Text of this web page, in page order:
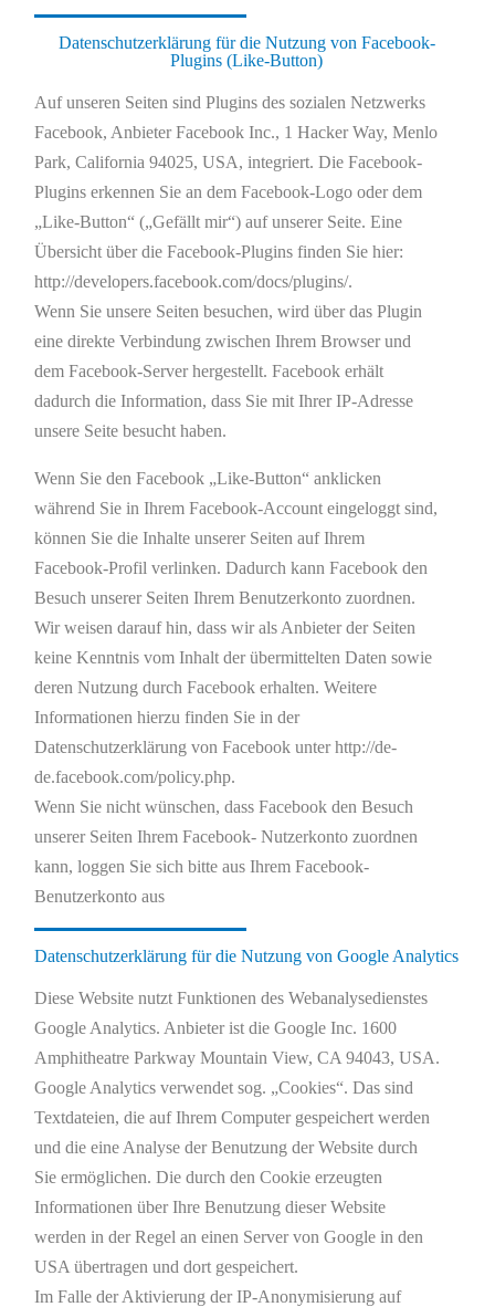
Datenschutzerklärung für die Nutzung von Facebook-
Plugins (Like-Button)
Auf unseren Seiten sind Plugins des sozialen Netzwerks
Facebook, Anbieter Facebook Inc., 1 Hacker Way, Menlo
Park, California 94025, USA, integriert. Die Facebook-
Plugins erkennen Sie an dem Facebook-Logo oder dem
„Like-Button“ („Gefällt mir“) auf unserer Seite. Eine
Übersicht über die Facebook-Plugins finden Sie hier:
http://developers.facebook.com/docs/plugins/.
Wenn Sie unsere Seiten besuchen, wird über das Plugin
eine direkte Verbindung zwischen Ihrem Browser und
dem Facebook-Server hergestellt. Facebook erhält
dadurch die Information, dass Sie mit Ihrer IP-Adresse
unsere Seite besucht haben.
Wenn Sie den Facebook „Like-Button“ anklicken
während Sie in Ihrem Facebook-Account eingeloggt sind,
können Sie die Inhalte unserer Seiten auf Ihrem
Facebook-Profil verlinken. Dadurch kann Facebook den
Besuch unserer Seiten Ihrem Benutzerkonto zuordnen.
Wir weisen darauf hin, dass wir als Anbieter der Seiten
keine Kenntnis vom Inhalt der übermittelten Daten sowie
deren Nutzung durch Facebook erhalten. Weitere
Informationen hierzu finden Sie in der
Datenschutzerklärung von Facebook unter http://de-
de.facebook.com/policy.php.
Wenn Sie nicht wünschen, dass Facebook den Besuch
unserer Seiten Ihrem Facebook- Nutzerkonto zuordnen
kann, loggen Sie sich bitte aus Ihrem Facebook-
Benutzerkonto aus
Datenschutzerklärung für die Nutzung von Google Analytics
Diese Website nutzt Funktionen des Webanalysedienstes
Google Analytics. Anbieter ist die Google Inc. 1600
Amphitheatre Parkway Mountain View, CA 94043, USA.
Google Analytics verwendet sog. „Cookies“. Das sind
Textdateien, die auf Ihrem Computer gespeichert werden
und die eine Analyse der Benutzung der Website durch
Sie ermöglichen. Die durch den Cookie erzeugten
Informationen über Ihre Benutzung dieser Website
werden in der Regel an einen Server von Google in den
USA übertragen und dort gespeichert.
Im Falle der Aktivierung der IP-Anonymisierung auf